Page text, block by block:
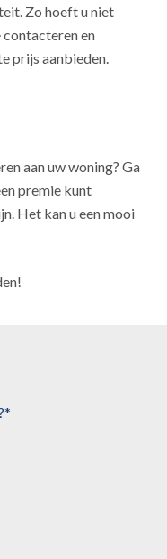
Zo hoeft u niet
contacteren en
prijs aanbieden.
aan uw woning? Ga
premie kunt
Het kan u een mooi